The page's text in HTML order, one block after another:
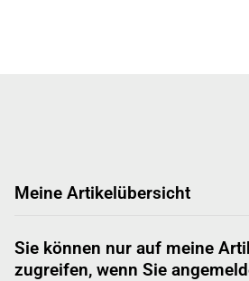
Meine Artikelübersicht
Sie können nur auf meine
zugreifen, wenn Sie